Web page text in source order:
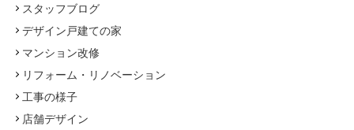
スタッフブログ
デザイン戸建ての家
マンション改修
リフォーム・リノベーション
工事の様子
店舗デザイン